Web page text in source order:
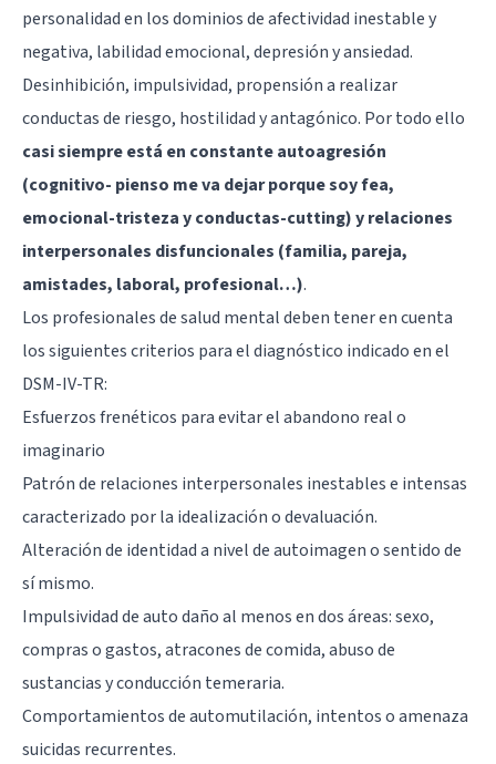
personalidad en los dominios de afectividad inestable y
negativa, labilidad emocional, depresión y ansiedad.
Desinhibición, impulsividad, propensión a realizar
conductas de riesgo, hostilidad y antagónico. Por todo ello
casi siempre está en constante autoagresión
(cognitivo- pienso me va dejar porque soy fea,
emocional-tristeza y conductas-cutting) y relaciones
interpersonales disfuncionales (familia, pareja,
amistades, laboral, profesional…).
Los profesionales de salud mental deben tener en cuenta
los siguientes criterios para el diagnóstico indicado en el
DSM-IV-TR:
Esfuerzos frenéticos para evitar el abandono real o
imaginario
Patrón de relaciones interpersonales inestables e intensas
caracterizado por la idealización o devaluación.
Alteración de identidad a nivel de autoimagen o sentido de
sí mismo.
Impulsividad de auto daño al menos en dos áreas: sexo,
compras o gastos, atracones de comida, abuso de
sustancias y conducción temeraria.
Comportamientos de automutilación, intentos o amenaza
suicidas recurrentes.